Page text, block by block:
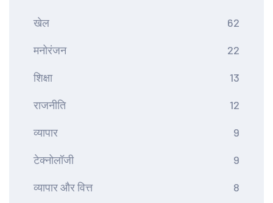
खेल 62
मनोरंजन 22
शिक्षा 13
राजनीति 12
व्यापार 9
टेक्नोलॉजी 9
व्यापार और वित्त 8